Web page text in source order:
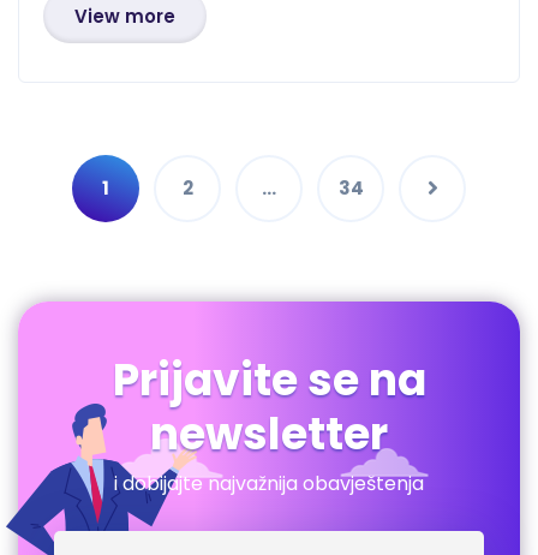
View more
1 2 … 34
Prijavite se na
newsletter
i dobijajte najvažnija obavještenja